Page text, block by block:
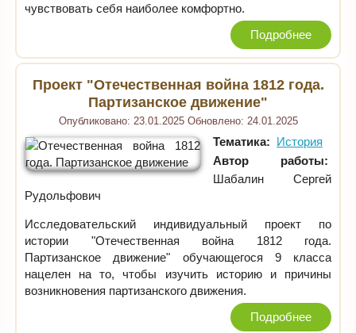
чувствовать себя наиболее комфортно.
Подробнее
Проект "Отечественная война 1812 года.
Партизанское движение"
Опубликовано: 23.01.2025 Обновлено: 24.01.2025
Тематика: История
Автор работы:
Шабалин Сергей
Рудольфович
Исследовательский индивидуальный проект по
истории "Отечественная война 1812 года.
Партизанское движение" обучающегося 9 класса
нацелен на то, чтобы изучить историю и причины
возникновения партизанского движения.
Подробнее